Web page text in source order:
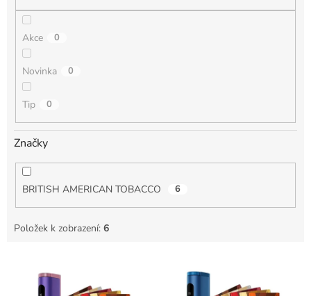
Akce 0
Novinka 0
Tip 0
Značky
BRITISH AMERICAN TOBACCO 6
Položek k zobrazení: 6